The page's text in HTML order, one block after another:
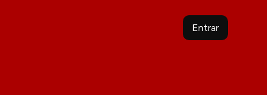
Entrar